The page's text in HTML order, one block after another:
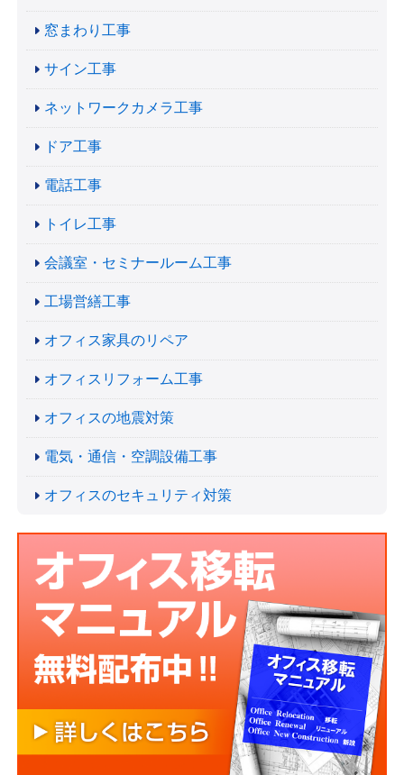
窓まわり工事
サイン工事
ネットワークカメラ工事
ドア工事
電話工事
トイレ工事
会議室・セミナールーム工事
工場営繕工事
オフィス家具のリペア
オフィスリフォーム工事
オフィスの地震対策
電気・通信・空調設備工事
オフィスのセキュリティ対策